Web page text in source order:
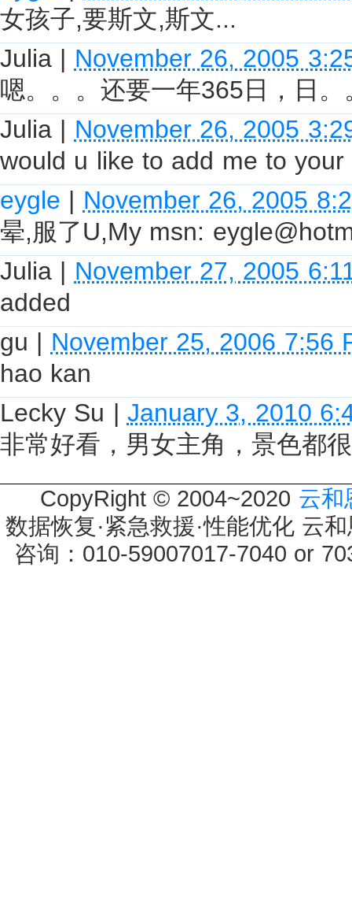
女孩子,要斯文,斯文...
Julia | November 26, 2005
嗯。。。还要一年365日，日。
Julia | November 26, 2005
would u like to add me to
eygle | November 26, 2005
晕,服了U,My msn:
Julia | November 27, 2005
added
gu | November 25, 2006 7:56
hao kan
Lecky Su | January 3, 2010
非常好看，男女主角，景色都
CopyRight © 2004~2020 云和
数据恢复·紧急救援·性能优化 云
咨询：010-59007017-7040 or